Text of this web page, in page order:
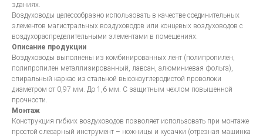
зданиях.
Воздуховоды целесообразно использовать в качестве соединительных
элементов магистральных воздуховодов или концевых воздуховодов с
воздухораспределительными элементами в помещениях.
Описание продукции
Воздуховоды выполнены из комбинированных лент (полипропилен,
полипропилен металлизированный, лавсан, алюминиевая фольга),
спиральный каркас из стальной высокоуглеродистой проволоки
диаметром от 0,97 мм. До 1,6 мм. С защитным чехлом повышенной
прочности.
Монтаж
Конструкция гибких воздуховодов позволяет использовать при монтаже
простой слесарный инструмент – ножницы и кусачки (отрезная машинка